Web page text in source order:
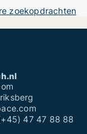
sale for sale in Aa
sale for sale in
sale for sale in
sale for sale in
sale for sale in
sale for sale in
sale for sale in
sale for sale in
sale for sale in
zoekopdrachten
47 47 88 88